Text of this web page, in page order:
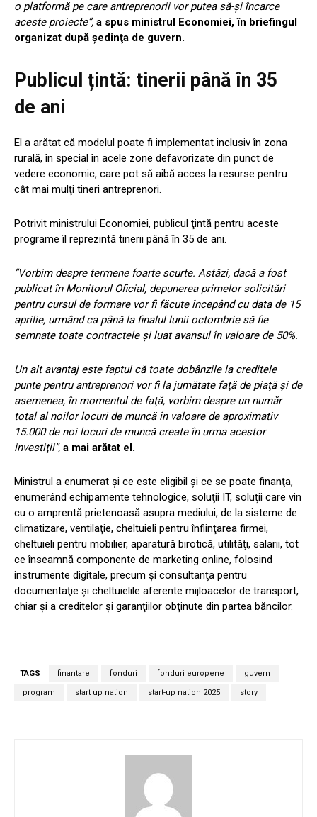
o platformă pe care antreprenorii vor putea să-şi încarce
aceste proiecte”, a spus ministrul Economiei, în briefingul
organizat după şedinţa de guvern.
Publicul țintă: tinerii până în 35
de ani
El a arătat că modelul poate fi implementat inclusiv în zona
rurală, în special în acele zone defavorizate din punct de
vedere economic, care pot să aibă acces la resurse pentru
cât mai mulţi tineri antreprenori.
Potrivit ministrului Economiei, publicul ţintă pentru aceste
programe îl reprezintă tinerii până în 35 de ani.
”Vorbim despre termene foarte scurte. Astăzi, dacă a fost
publicat în Monitorul Oficial, depunerea primelor solicitări
pentru cursul de formare vor fi făcute începând cu data de 15
aprilie, urmând ca până la finalul lunii octombrie să fie
semnate toate contractele şi luat avansul în valoare de 50%.
Un alt avantaj este faptul că toate dobânzile la creditele
punte pentru antreprenori vor fi la jumătate faţă de piaţă şi de
asemenea, în momentul de faţă, vorbim despre un număr
total al noilor locuri de muncă în valoare de aproximativ
15.000 de noi locuri de muncă create în urma acestor
investiţii”, a mai arătat el.
Ministrul a enumerat şi ce este eligibil şi ce se poate finanţa,
enumerând echipamente tehnologice, soluţii IT, soluţii care vin
cu o amprentă prietenoasă asupra mediului, de la sisteme de
climatizare, ventilaţie, cheltuieli pentru înfiinţarea firmei,
cheltuieli pentru mobilier, aparatură birotică, utilităţi, salarii, tot
ce înseamnă componente de marketing online, folosind
instrumente digitale, precum şi consultanţa pentru
documentaţie şi cheltuielile aferente mijloacelor de transport,
chiar şi a creditelor şi garanţiilor obţinute din partea băncilor.
TAGS finantare fonduri fonduri europene guvern
program start up nation start-up nation 2025 story